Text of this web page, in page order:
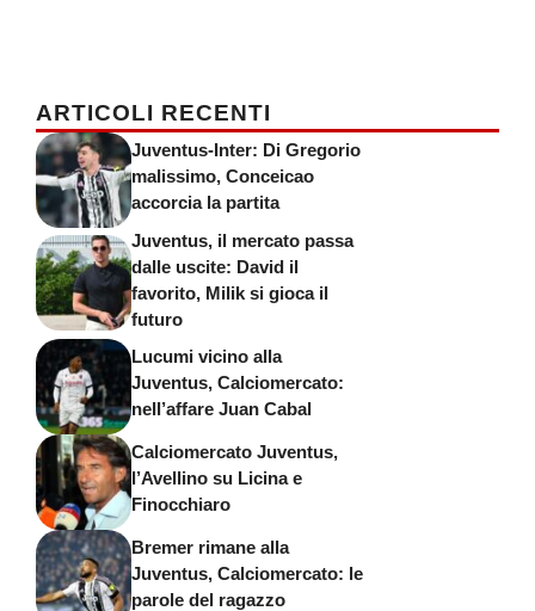
ARTICOLI RECENTI
Juventus-Inter: Di Gregorio
malissimo, Conceicao
accorcia la partita
Juventus, il mercato passa
dalle uscite: David il
favorito, Milik si gioca il
futuro
Lucumi vicino alla
Juventus, Calciomercato:
nell’affare Juan Cabal
Calciomercato Juventus,
l’Avellino su Licina e
Finocchiaro
Bremer rimane alla
Juventus, Calciomercato: le
parole del ragazzo